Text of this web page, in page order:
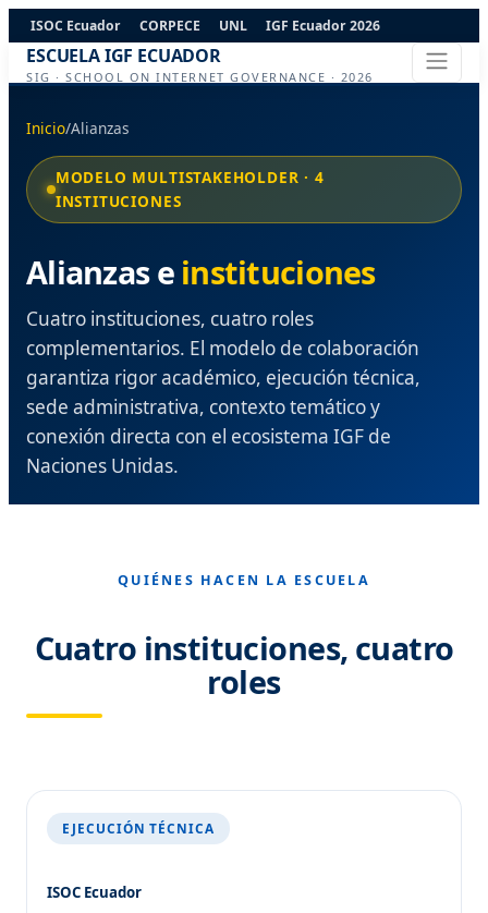
ISOC Ecuador CORPECE UNL IGF Ecuador 2026
ESCUELA IGF ECUADOR
SIG · SCHOOL ON INTERNET GOVERNANCE · 2026
Inicio/Alianzas
MODELO MULTISTAKEHOLDER · 4
INSTITUCIONES
Alianzas e instituciones
Cuatro instituciones, cuatro roles
complementarios. El modelo de colaboración
garantiza rigor académico, ejecución técnica,
sede administrativa, contexto temático y
conexión directa con el ecosistema IGF de
Naciones Unidas.
QUIÉNES HACEN LA ESCUELA
Cuatro instituciones, cuatro
roles
EJECUCIÓN TÉCNICA
ISOC Ecuador